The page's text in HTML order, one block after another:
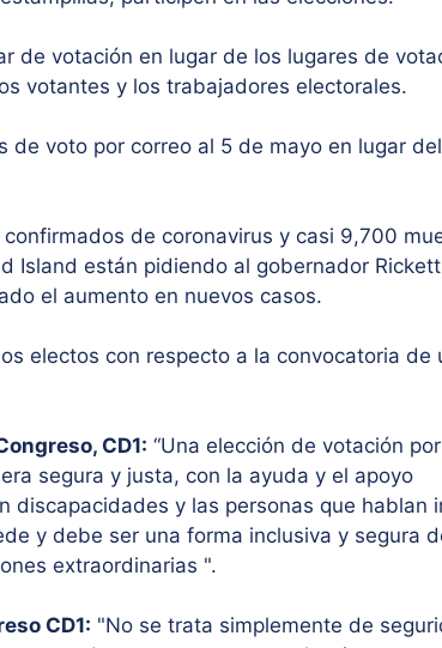
de votación en lugar de los lugares de
votantes y los trabajadores electorales.
voto por correo al 5 de mayo en lugar
de coronavirus y casi 9,700
Island están pidiendo al gobernador
el aumento en nuevos casos.
electos con respecto a la convocatoria de
CD1: “Una elección de votación por
segura y justa, con la ayuda y el apoyo
discapacidades y las personas que hablan
y debe ser una forma inclusiva y segura
extraordinarias ".
CD1: "No se trata simplemente de